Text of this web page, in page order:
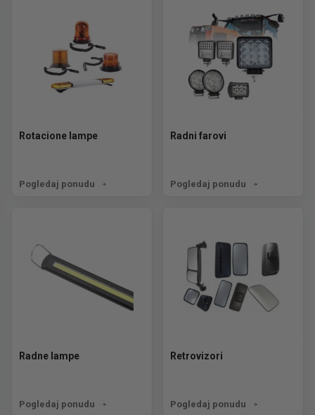
Rotacione lampe
Pogledaj ponudu
Radni farovi
Pogledaj ponudu
Radne lampe
Pogledaj ponudu
Retrovizori
Pogledaj ponudu